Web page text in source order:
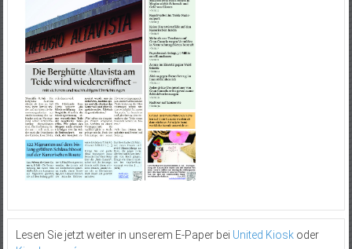
Lesen Sie jetzt weiter in unserem E-Paper bei United Kioskoder